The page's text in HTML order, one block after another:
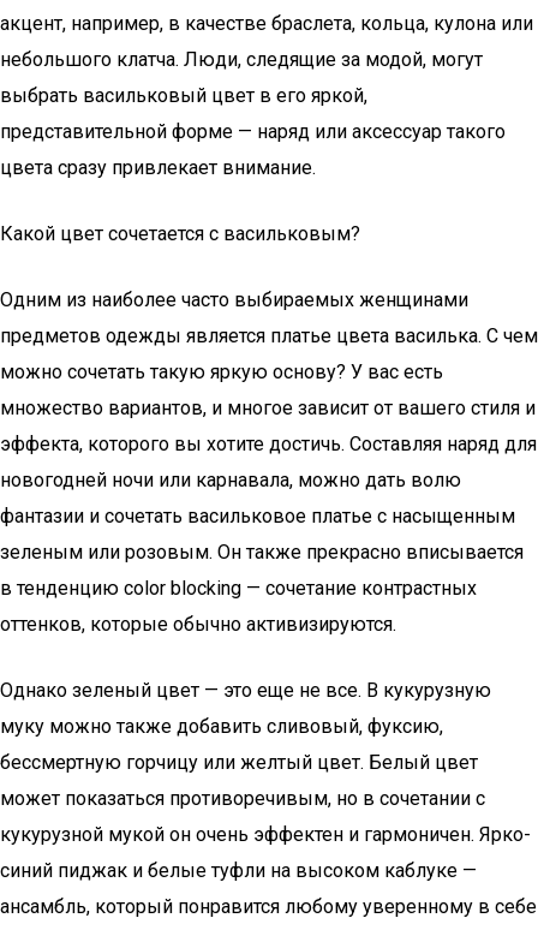
акцент, например, в качестве браслета, кольца, кулона или
небольшого клатча. Люди, следящие за модой, могут
выбрать васильковый цвет в его яркой,
представительной форме — наряд или аксессуар такого
цвета сразу привлекает внимание.
Какой цвет сочетается с васильковым?
Одним из наиболее часто выбираемых женщинами
предметов одежды является платье цвета василька. С чем
можно сочетать такую яркую основу? У вас есть
множество вариантов, и многое зависит от вашего стиля и
эффекта, которого вы хотите достичь. Составляя наряд для
новогодней ночи или карнавала, можно дать волю
фантазии и сочетать васильковое платье с насыщенным
зеленым или розовым. Он также прекрасно вписывается
в тенденцию color blocking — сочетание контрастных
оттенков, которые обычно активизируются.
Однако зеленый цвет — это еще не все. В кукурузную
муку можно также добавить сливовый, фуксию,
бессмертную горчицу или желтый цвет. Белый цвет
может показаться противоречивым, но в сочетании с
кукурузной мукой он очень эффектен и гармоничен. Ярко-
синий пиджак и белые туфли на высоком каблуке —
ансамбль, который понравится любому уверенному в себе